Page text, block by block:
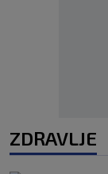
ZDRAVLJE